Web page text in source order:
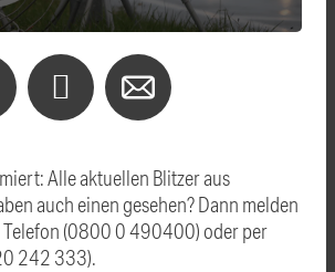
Alle aktuellen Blitzer aus
auch einen gesehen? Dann melden
Telefon (0800 0 490400) oder per
242 333).